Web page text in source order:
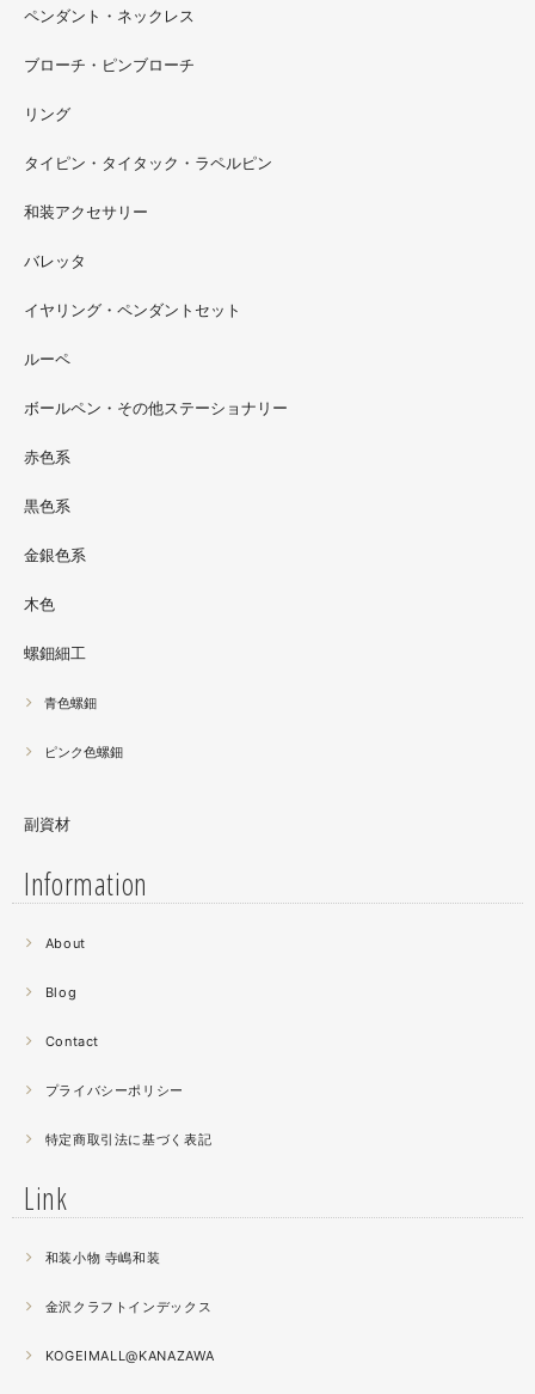
ただ今 東武百貨店船橋店に出展中です。9月20日まで4階
イベントスペースにいます。お近くの方はぜひお越しくだ
螺鈿ソフビでお世話になっているT-BASE銀座ギャラリー
シリーズ』紅里工房螺鈿装飾も展示されています。アクセ
サリーとはまた違った美しさがあると思うのでぜひご覧く
螺鈿細工の工程。青みの強い鮑貝を使ってステンドグラス
曲面に螺鈿するためには貝も小さなカケラを使う必要が...
昔作った２０００ピースのジグソーパズルを思い出す。ひ
薔薇のブローチ木地制作中。
薄く作らねば。。。パキッとやってしまったときの悲しさ
秋の催事シーズンに向けてまた木地を作り始めました。
ペンダント・ネックレス
ブローチ・ピンブローチ
リング
タイピン・タイタック・ラペルピン
和装アクセサリー
バレッタ
イヤリング・ペンダントセット
ルーペ
ボールペン・その他ステーショナリー
赤色系
黒色系
金銀色系
木色
螺鈿細工
青色螺鈿
ピンク色螺鈿
副資材
Information
About
Blog
Contact
プライバシーポリシー
特定商取引法に基づく表記
Link
和装小物 寺嶋和装
金沢クラフトインデックス
KOGEIMALL@KANAZAWA